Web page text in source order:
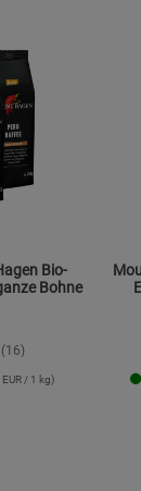
Bio-
Bohne
(16)
/ 1 kg)
Marketing Cookies